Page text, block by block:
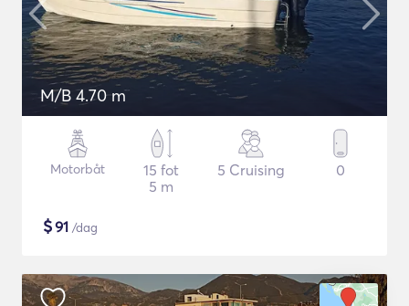
M/B 4.70 m
Motorbåt
15 fot
5 m
5 Cruising 0
$91 /dag